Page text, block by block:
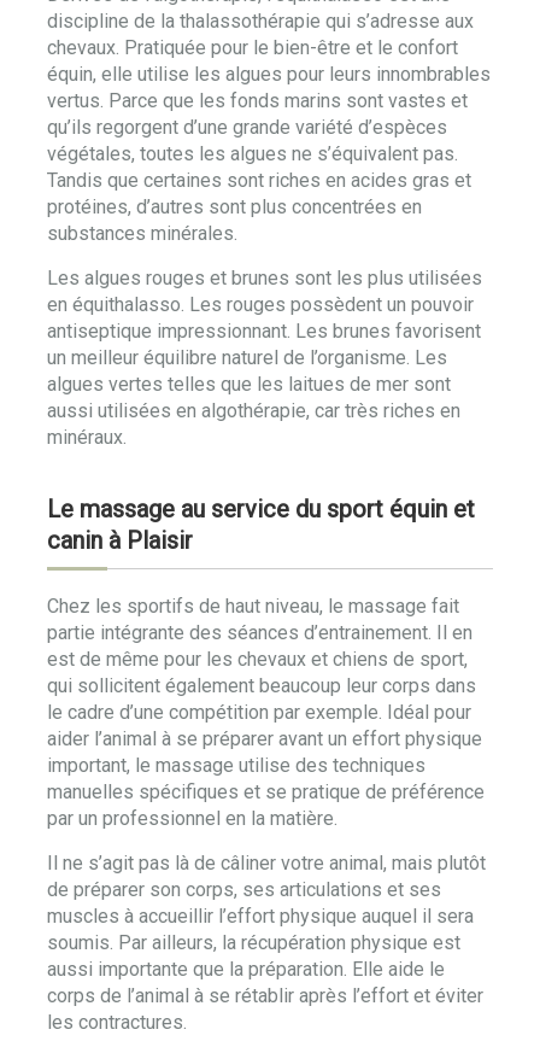
discipline de la thalassothérapie qui s’adresse aux
chevaux. Pratiquée pour le bien-être et le confort
équin, elle utilise les algues pour leurs innombrables
vertus. Parce que les fonds marins sont vastes et
qu’ils regorgent d’une grande variété d’espèces
végétales, toutes les algues ne s’équivalent pas.
Tandis que certaines sont riches en acides gras et
protéines, d’autres sont plus concentrées en
substances minérales.
Les algues rouges et brunes sont les plus utilisées
en équithalasso. Les rouges possèdent un pouvoir
antiseptique impressionnant. Les brunes favorisent
un meilleur équilibre naturel de l’organisme. Les
algues vertes telles que les laitues de mer sont
aussi utilisées en algothérapie, car très riches en
minéraux.
Le massage au service du sport équin et
canin à Plaisir
Chez les sportifs de haut niveau, le massage fait
partie intégrante des séances d’entrainement. Il en
est de même pour les chevaux et chiens de sport,
qui sollicitent également beaucoup leur corps dans
le cadre d’une compétition par exemple. Idéal pour
aider l’animal à se préparer avant un effort physique
important, le massage utilise des techniques
manuelles spécifiques et se pratique de préférence
par un professionnel en la matière.
Il ne s’agit pas là de câliner votre animal, mais plutôt
de préparer son corps, ses articulations et ses
muscles à accueillir l’effort physique auquel il sera
soumis. Par ailleurs, la récupération physique est
aussi importante que la préparation. Elle aide le
corps de l’animal à se rétablir après l’effort et éviter
les contractures.